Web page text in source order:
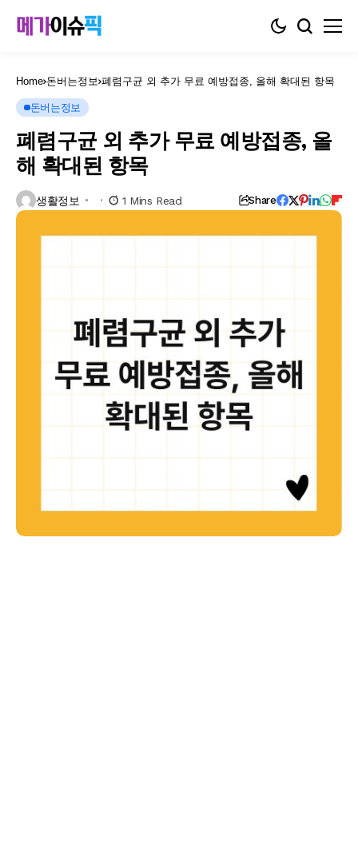
Home 돈버는정보 폐렴구균 외 추가 무료 예방접종, 올해 확대된 항목
돈버는정보
폐렴구균 외 추가 무료 예방접종, 올
해 확대된 항목
생활정보 1 Mins Read Share